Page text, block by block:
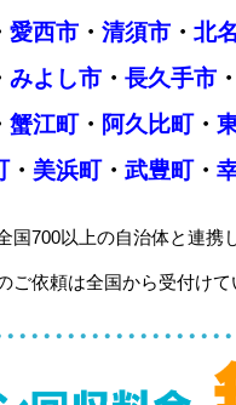
愛西市・ 清須市・ 北
みよし市・ 長久手市・
蟹江町・ 阿久比町・
・ 美浜町・ 武豊町・
国700以上の自治体と連携
ご依頼は全国から受付けて